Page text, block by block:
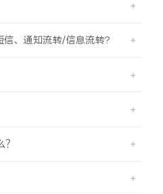
、通知流转/信息流转?